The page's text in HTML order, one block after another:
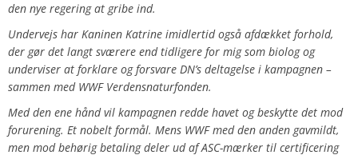
den nye regering at gribe ind.
Undervejs har Kaninen Katrine imidlertid også afdækket forhold,
der gør det langt sværere end tidligere for mig som biolog og
underviser at forklare og forsvare DN’s deltagelse i kampagnen –
sammen med WWF Verdensnaturfonden.
Med den ene hånd vil kampagnen redde havet og beskytte det mod
forurening. Et nobelt formål. Mens WWF med den anden gavmildt,
men mod behørig betaling deler ud af ASC-mærker til certificering